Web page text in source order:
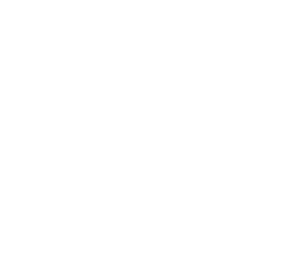
wenn
wollen.